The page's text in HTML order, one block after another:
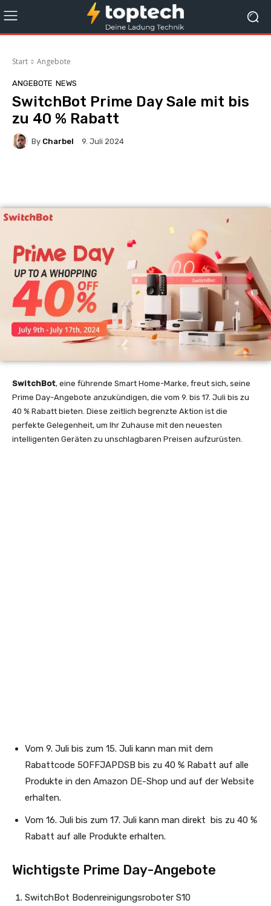
Start Angebote
ANGEBOTE NEWS
SwitchBot Prime Day Sale mit bis
zu 40 % Rabatt
By Charbel 9. Juli 2024
SwitchBot, eine führende Smart Home-Marke, freut sich, seine
Prime Day-Angebote anzukündigen, die vom 9. bis 17. Juli bis zu
40 % Rabatt bieten. Diese zeitlich begrenzte Aktion ist die
perfekte Gelegenheit, um Ihr Zuhause mit den neuesten
intelligenten Geräten zu unschlagbaren Preisen aufzurüsten.
Vom 9. Juli bis zum 15. Juli kann man mit dem
Rabattcode 5OFFJAPDSB bis zu 40 % Rabatt auf alle
Produkte in den Amazon DE-Shop und auf der Website
erhalten.
Vom 16. Juli bis zum 17. Juli kann man direkt bis zu 40 %
Rabatt auf alle Produkte erhalten.
Wichtigste Prime Day-Angebote
SwitchBot Bodenreinigungsroboter S10